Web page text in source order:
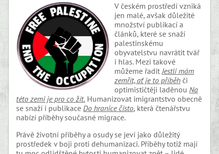
V českém prostředí vzniká
jen malé, avšak důležité
množství publikací a
článků, které se snaží
palestinskému
obyvatelstvu navrátit tvář
i hlas. Mezi takové
můžeme řadit Jestli mám
zemřít, ať je to příběh či
optimističtěji laděnou Na
této zemi je pro co žít. Humanizovat imigrantstvo obecně
se snaží i publikace Do hranice čisto, která čtenářstvu
nabízí příběhy současné migrace.
Právě životní příběhy a osudy se jeví jako důležitý
prostředek v boji proti dehumanizaci. Příběhy totiž mají